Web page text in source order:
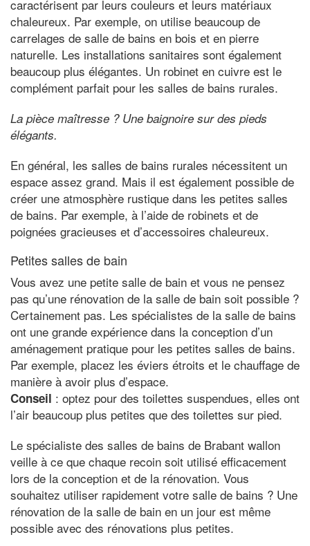
caractérisent par leurs couleurs et leurs matériaux
chaleureux. Par exemple, on utilise beaucoup de
carrelages de salle de bains en bois et en pierre
naturelle. Les installations sanitaires sont également
beaucoup plus élégantes. Un robinet en cuivre est le
complément parfait pour les salles de bains rurales.
La pièce maîtresse ? Une baignoire sur des pieds
élégants.
En général, les salles de bains rurales nécessitent un
espace assez grand. Mais il est également possible de
créer une atmosphère rustique dans les petites salles
de bains. Par exemple, à l’aide de robinets et de
poignées gracieuses et d’accessoires chaleureux.
Petites salles de bain
Vous avez une petite salle de bain et vous ne pensez
pas qu’une rénovation de la salle de bain soit possible ?
Certainement pas. Les spécialistes de la salle de bains
ont une grande expérience dans la conception d’un
aménagement pratique pour les petites salles de bains.
Par exemple, placez les éviers étroits et le chauffage de
manière à avoir plus d’espace.
Conseil : optez pour des toilettes suspendues, elles ont
l’air beaucoup plus petites que des toilettes sur pied.
Le spécialiste des salles de bains de Brabant wallon
veille à ce que chaque recoin soit utilisé efficacement
lors de la conception et de la rénovation. Vous
souhaitez utiliser rapidement votre salle de bains ? Une
rénovation de la salle de bain en un jour est même
possible avec des rénovations plus petites.